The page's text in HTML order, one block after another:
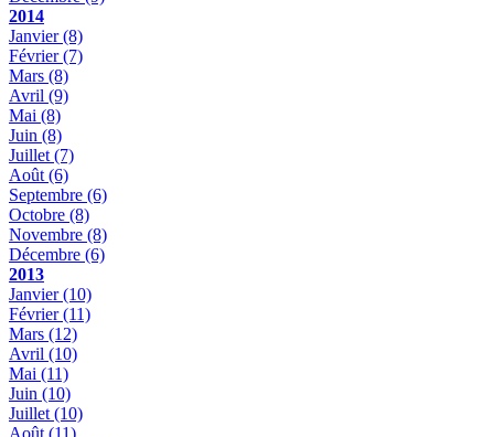
2014
Janvier(8)
Février(7)
Mars (8)
Avril (9)
Mai (8)
Juin (8)
Juillet (7)
Août (6)
Septembre (6)
Octobre (8)
Novembre (8)
Décembre (6)
2013
Janvier(10)
Février(11)
Mars (12)
Avril (10)
Mai (11)
Juin (10)
Juillet (10)
Août (11)